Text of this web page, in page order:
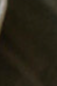
pour collecter
à
son
dur, même
de